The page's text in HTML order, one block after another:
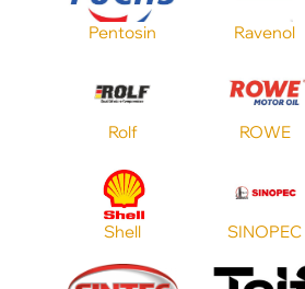
Стандарт ACEA
Pentosin Ravenol
Rolf ROWE
Shell SINOPEC